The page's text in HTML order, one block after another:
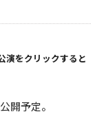
演をクリックすると
開予定。